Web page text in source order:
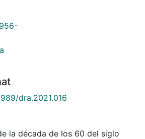
dra.2021.016
la década de los 60 del siglo